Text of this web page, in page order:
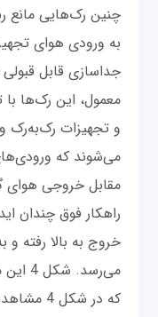
چنین رک‌هایی مانع
به ورودی هوای
جداسازی قابل قبولی
معمول، این رک‌ها با
و تجهیزات رک‌به‌رک
می‌شوند که
مقابل خروجی هوای
راهکار فوق چندان
خروج به بالا رفته
که در